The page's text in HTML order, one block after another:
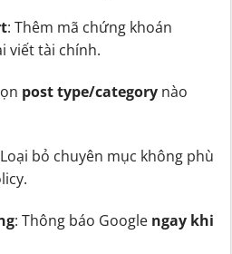
: Thêm mã chứng khoán
viết tài chính.
post type/categorynào
bỏ chuyên mục không phù
: Thông báo Google ngay khi